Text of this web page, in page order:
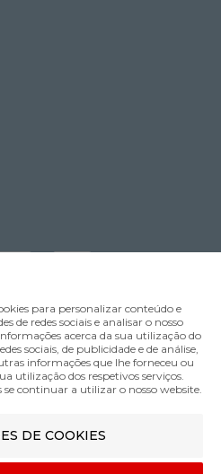
com Aros Anita Miss Spacer
para personalizar conteúdo e
de redes sociais e analisar o nosso
acerca da sua utilização do
sociais, de publicidade e de análise,
informações que lhe forneceu ou
utilização dos respetivos serviços.
se continuar a utilizar o nosso website.
DE COOKIES